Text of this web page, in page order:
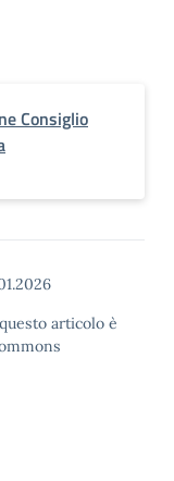
Consiglio
articolo è